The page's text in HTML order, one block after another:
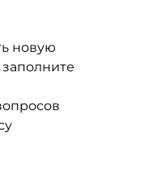
новую
заполните